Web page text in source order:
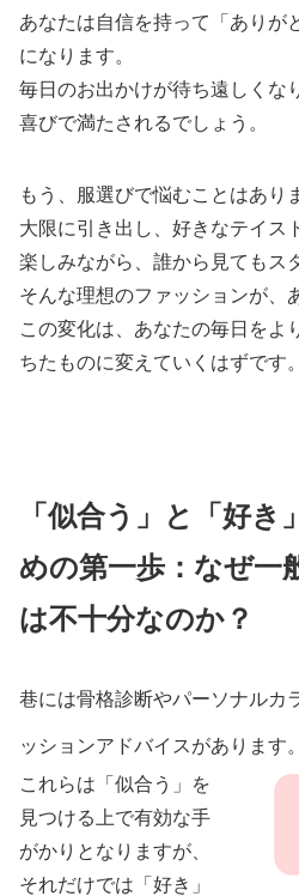
あなたは自信を持って「ありが
になります。
毎日のお出かけが待ち遠しくな
喜びで満たされるでしょう。
もう、服選びで悩むことはあり
大限に引き出し、好きなテイス
楽しみながら、誰から見てもス
そんな理想のファッションが、
この変化は、あなたの毎日をよ
ちたものに変えていくはずです。
「似合う」と「好き
めの第一歩：なぜ一
は不十分なのか？
巷には骨格診断やパーソナルカ
ッションアドバイスがあります。
これらは「似合う」を
見つける上で有効な手
がかりとなりますが、
それだけでは「好き」